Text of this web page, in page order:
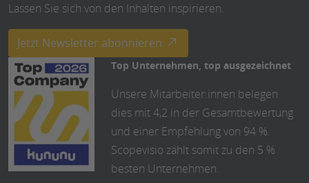
Lassen Sie sich von den Inhalten inspirieren.
Jetzt Newsletter abonnieren
Top Unternehmen, top ausgezeichnet
Unsere Mitarbeiter:innen belegen
dies mit 4,2 in der Gesamtbewertung
und einer Empfehlung von 94 %.
Scopevisio zählt somit zu den 5 %
besten Unternehmen.